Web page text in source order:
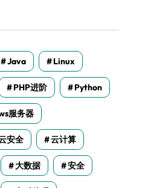
Java Linux
PHP进阶 Python
服务器
安全 云计算
大数据 安全